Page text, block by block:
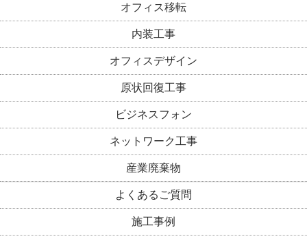
オフィス移転
内装工事
オフィスデザイン
原状回復工事
ビジネスフォン
ネットワーク工事
産業廃棄物
よくあるご質問
施工事例